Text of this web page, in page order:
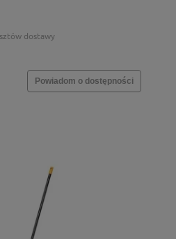
dostawy
Powiadom o dostępności